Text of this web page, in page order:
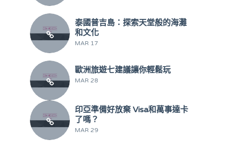
泰國普吉島：探索天堂般的海灘
和文化
MAR 17
歐洲旅遊七建議讓你輕鬆玩
MAR 28
印亞準備好放棄 Visa和萬事達卡
了嗎？
MAR 29